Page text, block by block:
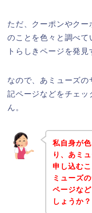
ただ、クーポンやク
のことを色々と調べて
トらしきページを発
なので、あミューズ
記ページなどをチェ
ん。
私自身が
り、あミ
申し込む
ミューズ
ページな
しょうか？